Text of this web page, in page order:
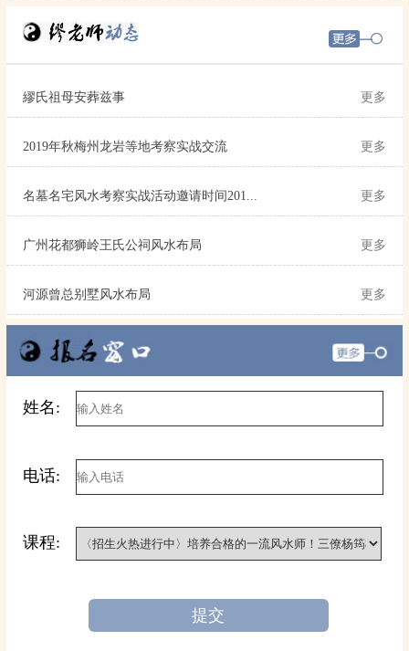
繆氏祖母安葬兹事 更多
2019年秋梅州龙岩等地考察实战交流 更多
名墓名宅风水考察实战活动邀请时间201... 更多
广州花都狮岭王氏公祠风水布局 更多
河源曾总别墅风水布局 更多
姓名:
电话:
课程:
提交